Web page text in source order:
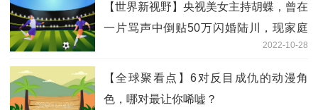
【世界新视野】央视美女主持胡蝶，曾在
一片骂声中倒贴50万闪婚陆川，现家庭
2022-10-28
【全球聚看点】6对反目成仇的动漫角
色，哪对最让你唏嘘？